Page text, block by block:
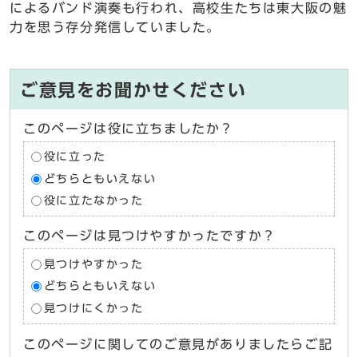
によるバンド演奏も行われ、高校生たちは東大阪の魅
力を思う存分発信していました。
ご意見をお聞かせください
このページは役に立ちましたか？
役に立った
どちらともいえない
役に立たなかった
このページは見つけやすかったですか？
見つけやすかった
どちらともいえない
見つけにくかった
このページに関してのご意見がありましたらご記